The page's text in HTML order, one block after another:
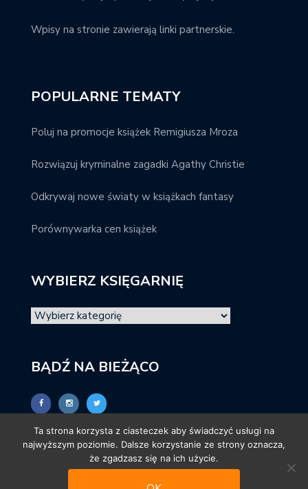
Wpisy na stronie zawierają linki partnerskie.
POPULARNE TEMATY
Poluj na promocje książek Remigiusza Mroza
Rozwiązuj kryminalne zagadki Agathy Christie
Odkrywaj nowe światy w książkach fantasy
Porównywarka cen książek
WYBIERZ KSIĘGARNIĘ
BĄDŹ NA BIEŻĄCO
Ta strona korzysta z ciasteczek aby świadczyć usługi na
najwyższym poziomie. Dalsze korzystanie ze strony oznacza,
że zgadzasz się na ich użycie.